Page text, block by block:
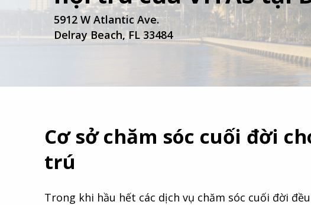
5912 W Atlantic Ave.
Delray Beach, FL 33484
Cơ sở chăm sóc cuối đời
trú
Trong khi hầu hết các dịch vụ chăm sóc cuối đời